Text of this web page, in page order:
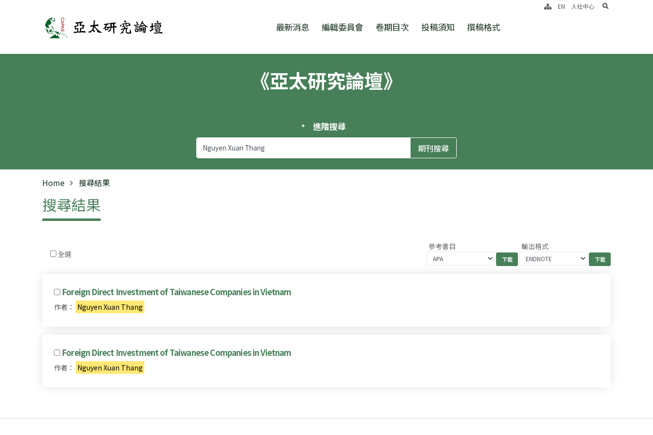
亞太研究論壇 最新消息 編輯委員會 卷期目次 投稿須知 撰稿格式
EN 人社中心 search
《亞太研究論壇》
進階搜尋
Home 搜尋結果
搜尋結果
全選
參考書目 輸出格式
Foreign Direct Investment of Taiwanese Companies in Vietnam
作者： Nguyen Xuan Thang
Foreign Direct Investment of Taiwanese Companies in Vietnam
作者： Nguyen Xuan Thang